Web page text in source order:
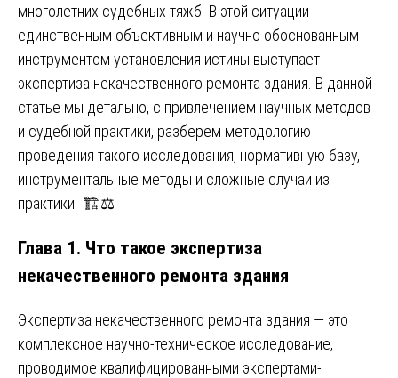
многолетних судебных тяжб. В этой ситуации
единственным объективным и научно обоснованным
инструментом установления истины выступает
экспертиза некачественного ремонта здания. В данной
статье мы детально, с привлечением научных методов
и судебной практики, разберем методологию
проведения такого исследования, нормативную базу,
инструментальные методы и сложные случаи из
практики. 🏗️⚖️
Глава 1. Что такое экспертиза
некачественного ремонта здания
Экспертиза некачественного ремонта здания — это
комплексное научно-техническое исследование,
проводимое квалифицированными экспертами-